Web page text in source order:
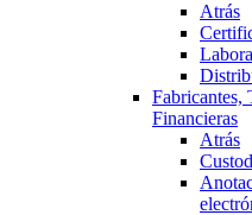
Atrás
Fabricantes,
Financieras
Atrás